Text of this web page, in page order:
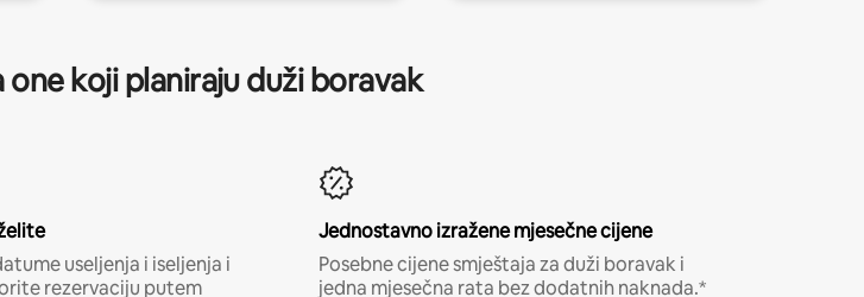
one koji planiraju duži boravak
useljenja i iseljenja i
rezervaciju putem
Jednostavno izražene mjesečne cijene
Posebne cijene smještaja za duži boravak i
jedna mjesečna rata bez dodatnih naknada.*